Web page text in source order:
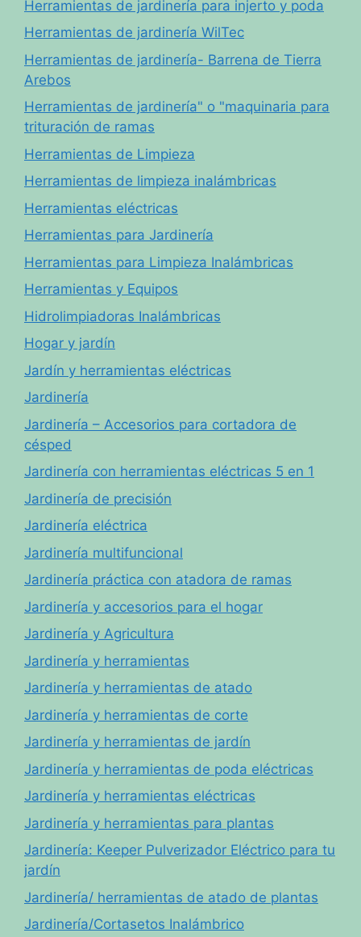
Herramientas de jardinería para injerto y poda
Herramientas de jardinería WilTec
Herramientas de jardinería- Barrena de Tierra
Arebos
Herramientas de jardinería" o "maquinaria para
trituración de ramas
Herramientas de Limpieza
Herramientas de limpieza inalámbricas
Herramientas eléctricas
Herramientas para Jardinería
Herramientas para Limpieza Inalámbricas
Herramientas y Equipos
Hidrolimpiadoras Inalámbricas
Hogar y jardín
Jardín y herramientas eléctricas
Jardinería
Jardinería – Accesorios para cortadora de
césped
Jardinería con herramientas eléctricas 5 en 1
Jardinería de precisión
Jardinería eléctrica
Jardinería multifuncional
Jardinería práctica con atadora de ramas
Jardinería y accesorios para el hogar
Jardinería y Agricultura
Jardinería y herramientas
Jardinería y herramientas de atado
Jardinería y herramientas de corte
Jardinería y herramientas de jardín
Jardinería y herramientas de poda eléctricas
Jardinería y herramientas eléctricas
Jardinería y herramientas para plantas
Jardinería: Keeper Pulverizador Eléctrico para tu
jardín
Jardinería/ herramientas de atado de plantas
Jardinería/Cortasetos Inalámbrico